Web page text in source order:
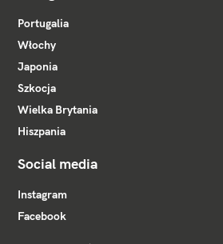
Portugalia
Włochy
Japonia
Szkocja
Wielka Brytania
Hiszpania
Social media
Instagram
Facebook